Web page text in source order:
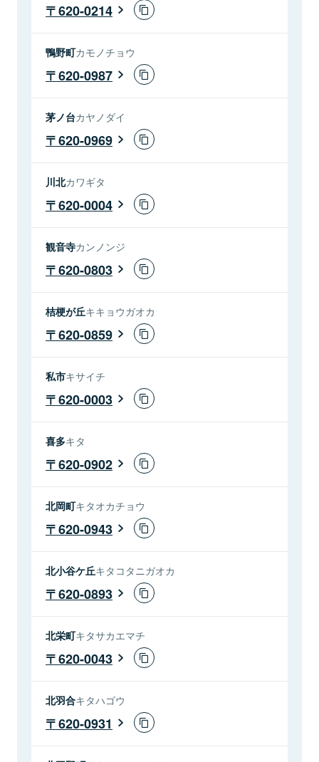
620-0214
鴨野町カモノチョウ
620-0987
茅ノ台カヤノダイ
620-0969
川北カワギタ
620-0004
観音寺カンノンジ
620-0803
桔梗が丘キキョウガオカ
620-0859
私市キサイチ
620-0003
喜多キタ
620-0902
北岡町キタオカチョウ
620-0943
北小谷ケ丘キタコタニガオカ
620-0893
北栄町キタサカエマチ
620-0043
北羽合キタハゴウ
620-0931